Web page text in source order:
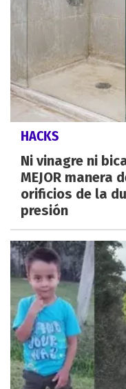
HACKS
Ni vinagre ni
MEJOR manera
orificios de la
presión